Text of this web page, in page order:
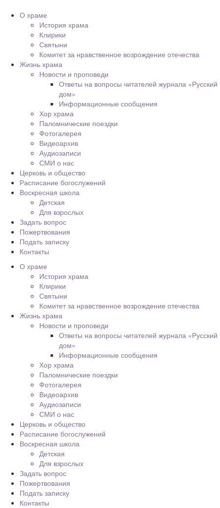
О храме
История храма
Клирики
Святыни
Комитет за нравственное возрождение отечества
Жизнь храма
Новости и проповеди
Ответы на вопросы читателей журнала «Русский
дом»
Информационные сообщения
Хор храма
Паломнические поездки
Фотогалерея
Видеоархив
Аудиозаписи
СМИ о нас
Церковь и общество
Расписание богослужений
Воскресная школа
Детская
Для взрослых
Задать вопрос
Пожертвования
Подать записку
Контакты
О храме
История храма
Клирики
Святыни
Комитет за нравственное возрождение отечества
Жизнь храма
Новости и проповеди
Ответы на вопросы читателей журнала «Русский
дом»
Информационные сообщения
Хор храма
Паломнические поездки
Фотогалерея
Видеоархив
Аудиозаписи
СМИ о нас
Церковь и общество
Расписание богослужений
Воскресная школа
Детская
Для взрослых
Задать вопрос
Пожертвования
Подать записку
Контакты